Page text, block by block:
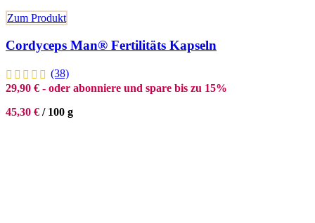
Zum Produkt
Cordyceps Man® Fertilitäts Kapseln
(38)
29,90 € - oder abonniere und spare bis zu 15%
45,30 € / 100 g